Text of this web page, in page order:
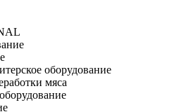
оборудование
мяса